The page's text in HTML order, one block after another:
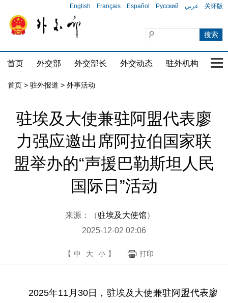
English Français Español Русский عربي 关怀版
首页 外交部 外交部长 外交动态 驻外机构 国
首页 > 驻外报道 > 外事活动
驻埃及大使兼驻阿盟代表廖
力强应邀出席阿拉伯国家联
盟举办的“声援巴勒斯坦人民
国际日”活动
来源：（驻埃及大使馆）
2025-12-02 02:06
【 中 大 小 】 打印
2025年11月30日，驻埃及大使兼驻阿盟代表廖